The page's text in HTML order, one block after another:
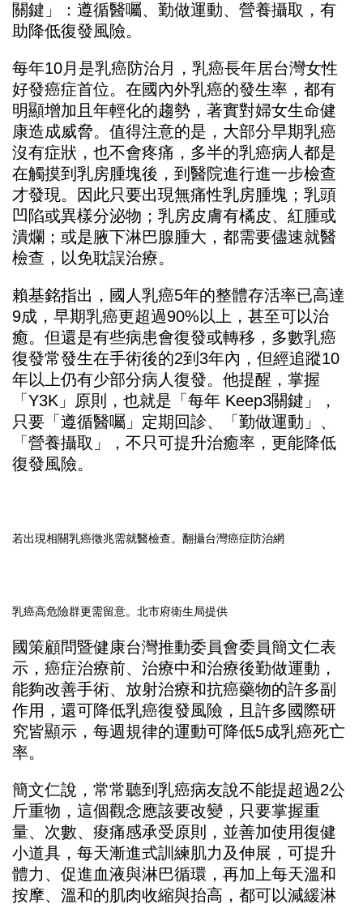
關鍵」：遵循醫囑、勤做運動、營養攝取，有
助降低復發風險。
每年10月是乳癌防治月，乳癌長年居台灣女性
好發癌症首位。在國內外乳癌的發生率，都有
明顯增加且年輕化的趨勢，著實對婦女生命健
康造成威脅。值得注意的是，大部分早期乳癌
沒有症狀，也不會疼痛，多半的乳癌病人都是
在觸摸到乳房腫塊後，到醫院進行進一步檢查
才發現。因此只要出現無痛性乳房腫塊；乳頭
凹陷或異樣分泌物；乳房皮膚有橘皮、紅腫或
潰爛；或是腋下淋巴腺腫大，都需要儘速就醫
檢查，以免耽誤治療。
賴基銘指出，國人乳癌5年的整體存活率已高達
9成，早期乳癌更超過90%以上，甚至可以治
癒。但還是有些病患會復發或轉移，多數乳癌
復發常發生在手術後的2到3年內，但經追蹤10
年以上仍有少部分病人復發。他提醒，掌握
「Y3K」原則，也就是「每年 Keep3關鍵」，
只要「遵循醫囑」定期回診、「勤做運動」、
「營養攝取」，不只可提升治癒率，更能降低
復發風險。
若出現相關乳癌徵兆需就醫檢查。翻攝台灣癌症防治網
乳癌高危險群更需留意。北市府衛生局提供
國策顧問暨健康台灣推動委員會委員簡文仁表
示，癌症治療前、治療中和治療後勤做運動，
能夠改善手術、放射治療和抗癌藥物的許多副
作用，還可降低乳癌復發風險，且許多國際研
究皆顯示，每週規律的運動可降低5成乳癌死亡
率。
簡文仁說，常常聽到乳癌病友說不能提超過2公
斤重物，這個觀念應該要改變，只要掌握重
量、次數、痠痛感承受原則，並善加使用復健
小道具，每天漸進式訓練肌力及伸展，可提升
體力、促進血液與淋巴循環，再加上每天溫和
按摩、溫和的肌肉收縮與抬高，都可以減緩淋